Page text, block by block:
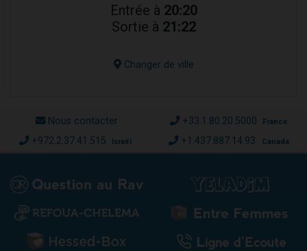
Entrée à 20:20
Sortie à 21:22
Changer de ville
Nous contacter +33.1.80.20.5000 France
+972.2.37.41.515 Israël +1.437.887.14.93 Canada